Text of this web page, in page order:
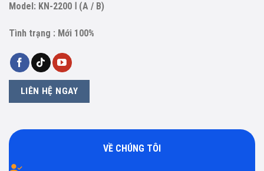
Model: KN-2200 Ⅰ (A / B)
Tình trạng : Mới 100%
LIÊN HỆ NGAY
VỀ CHÚNG TÔI